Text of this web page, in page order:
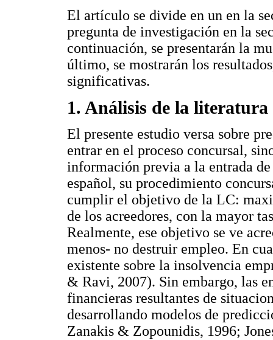
El artículo se divide en un en la
pregunta de investigación en la
continuación, se presentarán la
último, se mostrarán los
significativas.
1. Análisis de la literatura
El presente estudio versa sobre
entrar en el proceso concursal,
información previa a la entrada
español, su procedimiento
cumplir el objetivo de la LC:
de los acreedores, con la mayor
Realmente, ese objetivo se ve
menos- no destruir empleo. En
existente sobre la insolvencia
& Ravi, 2007). Sin embargo, las
financieras resultantes de
desarrollando modelos de
Zanakis & Zopounidis, 1996;